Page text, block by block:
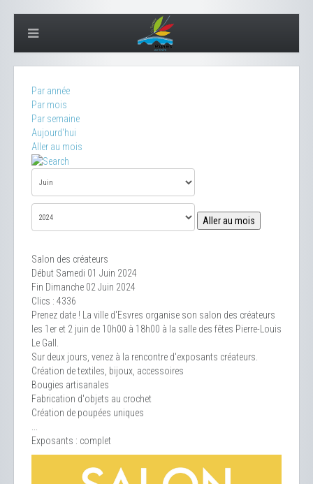
Par année
Par mois
Par semaine
Aujourd'hui
Aller au mois
Aller au mois
Salon des créateurs
Début Samedi 01 Juin 2024
Fin Dimanche 02 Juin 2024
Clics : 4336
Prenez date ! La ville d'Esvres organise son salon des créateurs
les 1er et 2 juin de 10h00 à 18h00 à la salle des fêtes Pierre-Louis
Le Gall.
Sur deux jours, venez à la rencontre d'exposants créateurs.
Création de textiles, bijoux, accessoires
Bougies artisanales
Fabrication d'objets au crochet
Création de poupées uniques
...
Exposants : complet